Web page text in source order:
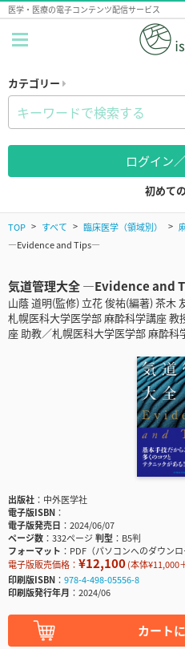
医学・医療の電子コンテンツ配信サービス
カテゴリー
ログイン
初めて
TOP すべて 臨床医学（領域別）
―Evidence and Tips―
気道管理大全 ―Evidence and
山蔭 道明(監修) 立花 俊祐(編著) 茶木
札幌医科大学医学部 麻酔科学講座
座 助教／札幌医科大学医学部 麻酔科
出版社
中外医学社
電子版ISBN
電子版発売日
2024/06/07
ページ数
332ページ判型
B5判
フォーマット
PDF（パソコンへのダウンロ
電子版販売価格： ¥12,100(本体¥11,000
印刷版ISBN
978-4-498-05556-8
印刷版発行年月
2024/06
カート